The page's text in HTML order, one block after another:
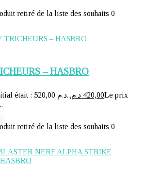
retiré de la liste des souhaits 0
– HASBRO
Le prix initial était : 520,00 د.م.. 420,00 د.م.
Le prix
actuel est : 420,00 د.م..
retiré de la liste des souhaits 0